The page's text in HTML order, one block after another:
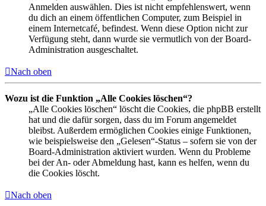
Anmelden auswählen. Dies ist nicht empfehlenswert, wenn
du dich an einem öffentlichen Computer, zum Beispiel in
einem Internetcafé, befindest. Wenn diese Option nicht zur
Verfügung steht, dann wurde sie vermutlich von der Board-
Administration ausgeschaltet.
Nach oben
Wozu ist die Funktion „Alle Cookies löschen“?
„Alle Cookies löschen“ löscht die Cookies, die phpBB erstellt
hat und die dafür sorgen, dass du im Forum angemeldet
bleibst. Außerdem ermöglichen Cookies einige Funktionen,
wie beispielsweise den „Gelesen“-Status – sofern sie von der
Board-Administration aktiviert wurden. Wenn du Probleme
bei der An- oder Abmeldung hast, kann es helfen, wenn du
die Cookies löscht.
Nach oben